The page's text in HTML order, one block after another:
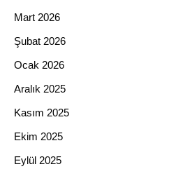
Mart 2026
Şubat 2026
Ocak 2026
Aralık 2025
Kasım 2025
Ekim 2025
Eylül 2025